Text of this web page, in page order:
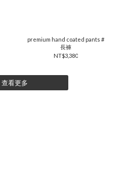
premium hand coated pants #
長褲
NT$3,380
查看更多